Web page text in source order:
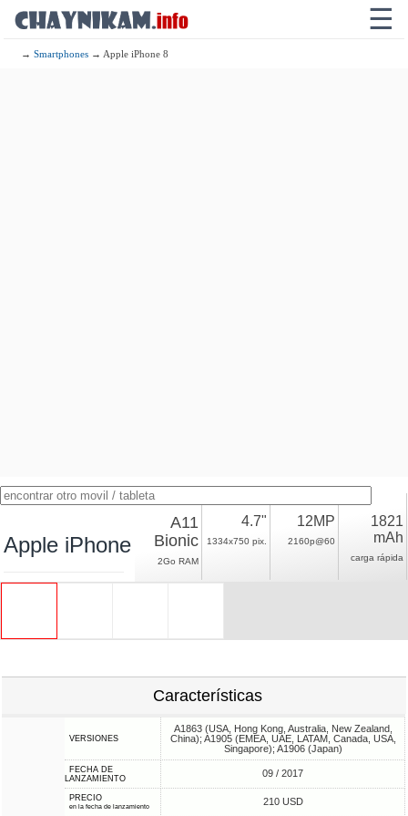
☰
→Smartphones → Apple iPhone 8
Apple iPhone 8
A11
Bionic
2Go RAM
4.7"
1334x750 pix.
12MP
2160p@60
1821
mAh
carga rápida
Características
VERSIONES
A1863 (USA, Hong Kong, Australia, New Zealand,
China); A1905 (EMEA, UAE, LATAM, Canada, USA,
Singapore); A1906 (Japan)
FECHA DE
LANZAMIENTO
09 / 2017
PRECIO
en la fecha de lanzamiento 210 USD